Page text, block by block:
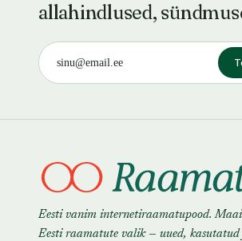
allahindlused,
Eesti vanim internetiraamatupood.
Eesti raamatute valik — uued,